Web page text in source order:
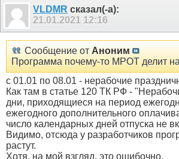
VLDMR сказал(-а):
21.01.2021 12:16
Сообщение от Аноним
Программа почему-то МРОТ делит
с 01.01 по 08.01 - нерабочие
Как там в статье 120 ТК РФ -
дни, приходящиеся на период
ежегодного дополнительного
число календарных дней отпуска не
Видимо, отсюда у разработчиков
растут.
Хотя, на мой взгляд, это ошибочно.